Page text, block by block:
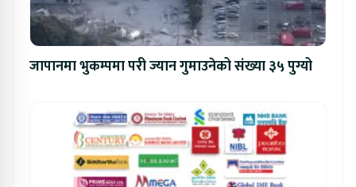
जापानमा भुकम्पमा परी ज्यान गुमाउनेको संख्या ३५ पुग्यो